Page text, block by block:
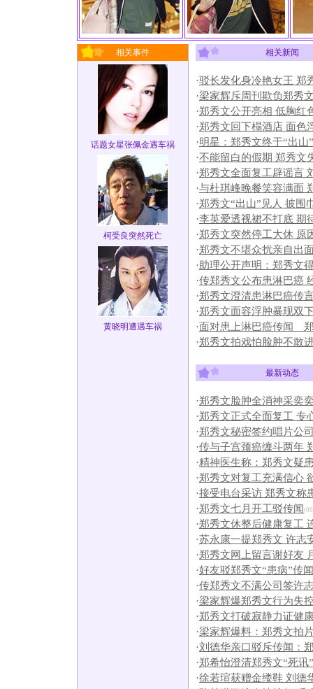
相关事件
话题女星张佩金遇车祸
柯受良突然死亡
黄晓明遭遇车祸
相关新闻
·驳长发化身冷艳女王 郑
·梁家辉斥周刊欺负郑秀
·郑秀文公开亮相 低胸红
·郑秀文回下榻酒店 面色
·明星：郑秀文终于“出山
·不能留白的假期 郑秀文
·郑秀文全面复工辟谣言
·与杜琪峰晚餐笑容满面
·郑秀文“出山”见人 披围
·李英爱透视裙不打底 期
·郑秀文突然停工大休 原
·郑秀文不堪众扰亲自出
·助理公开声明：郑秀文
·传郑秀文公布患淋巴癌
·郑秀文澄清患淋巴癌传
·郑秀文面容浮肿暴现双
·面对患上淋巴癌传闻
·郑秀文拍戏怕脸肿不敢
最新动态
·郑秀文脸肿全消神采奕
·郑秀文正式全面复工 专
·郑秀文秘密签约唱片公
·传与子宫颈癌缠斗两年
·精神医生称：郑秀文疑
·郑秀文对复工充满信心
·接受电台采访 郑秀文称
·郑秀文七月开工驳传闻
·郑秀文休整后健康复工
·苏永康一提郑秀文 许志
·郑秀文网上留言谢好友
·好友驳郑秀文“患病”传
·传郑秀文不满公司签许
·梁家辉爆郑秀文行为失
·郑秀文打破寂静力证健
·梁家辉爆料：郑秀文拍
·刘德华亲口驳斥传闻：
·郑希怡澄清郑秀文“死讯
·徐若瑄获赠金缕鞋 刘德